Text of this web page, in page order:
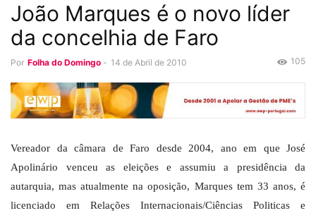
João Marques é o novo líder
da concelhia de Faro
Por Folha do Domingo - 14 de Abril de 2010 105
Vereador da câmara de Faro desde 2004, ano em que José
Apolinário venceu as eleições e assumiu a presidência da
autarquia, mas atualmente na oposição, Marques tem 33 anos, é
licenciado em Relações Internacionais/Ciências Politicas e